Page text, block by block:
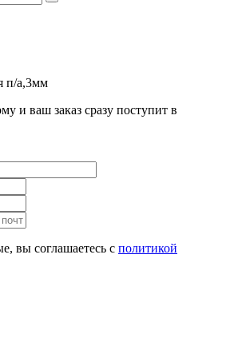
п/а,3мм
и ваш заказ сразу поступит в
вы соглашаетесь с политикой